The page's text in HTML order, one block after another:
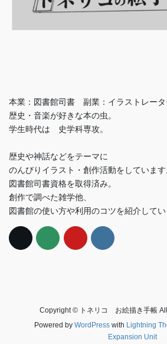
本業：図書館司書 副業：イラストレータ
歴史・音楽が好きな本の虫。
学生時代は 史学科専攻。
歴史や神話などをテーマに
のんびりイラスト・創作活動をしています
図書館司書資格を取得済み。
創作で調べた雑学他、
図書館の使い方や利用のコツを紹介してい
Copyright © トネリコ お絵描き手帳
Powered by WordPresswith Lightning
Expansion Unit